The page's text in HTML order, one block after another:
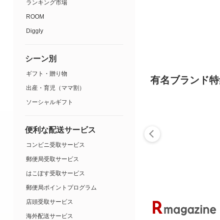
有名ブランド
ランキング市場
ROOM
Diggly
シーン別
ギフト・贈り物
出産・育児（ママ割）
ソーシャルギフト
便利な配送サービス
コンビニ受取サービス
郵便局受取サービス
はこぽす受取サービス
郵便局ポイントプログラム
店頭受取サービス
海外配送サービス